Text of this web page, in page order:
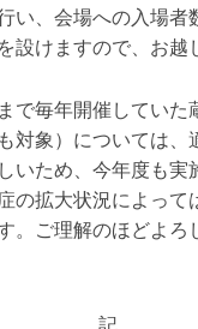
い、会場への入場者
設けますので、お
で毎年開催していた
対象）については
いため、今年度も実
の拡大状況によって
。ご理解のほどよろ